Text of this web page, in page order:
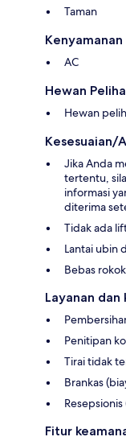
Taman
Kenyamanan
AC
Hewan
Hewan
Kesesuaian/
Jika Anda
tertentu,
informasi
diterima
Tidak ada
Lantai ubin
Bebas rokok
Layanan dan
Penitipan
Tirai tidak
Brankas
Fitur